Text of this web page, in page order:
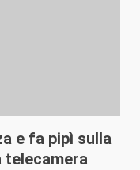
e fa pipì sulla
telecamera